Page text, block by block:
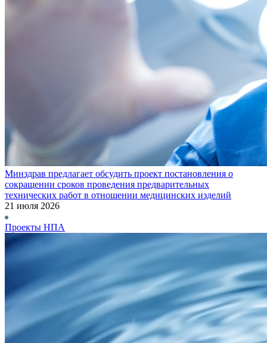
Минздрав предлагает обсудить проект постановления о
сокращении сроков проведения предварительных
технических работ в отношении медицинских изделий
21 июля 2026
Проекты НПА